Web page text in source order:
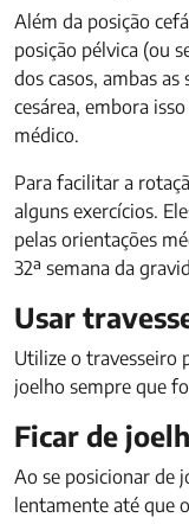
Além da posição
posição pélvica (ou
dos casos, ambas
cesárea, embora
médico.
Para facilitar a
alguns exercícios.
pelas orientações
32ª semana da
Usar
Utilize o travesseiro
joelho sempre que
Ficar de
Ao se posicionar de
lentamente até que